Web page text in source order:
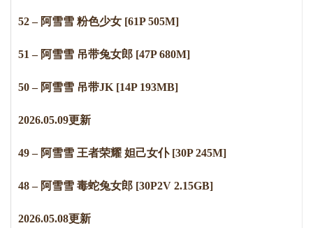
52 – 阿雪雪 粉色少女 [61P 505M]
51 – 阿雪雪 吊带兔女郎 [47P 680M]
50 – 阿雪雪 吊带JK [14P 193MB]
2026.05.09更新
49 – 阿雪雪 王者荣耀 妲己女仆 [30P 245M]
48 – 阿雪雪 毒蛇兔女郎 [30P2V 2.15GB]
2026.05.08更新